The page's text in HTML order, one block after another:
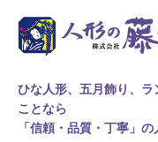
ひな人形、五月飾り、
ことなら
「信頼・品質・丁寧」